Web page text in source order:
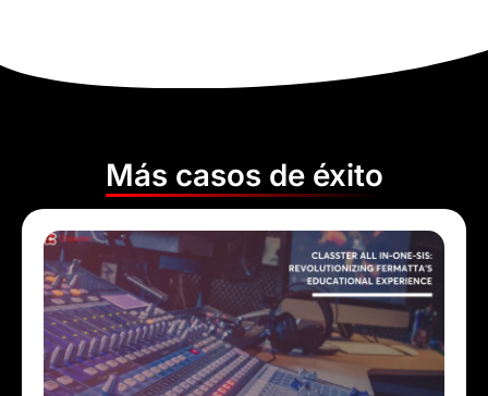
Más casos de éxito